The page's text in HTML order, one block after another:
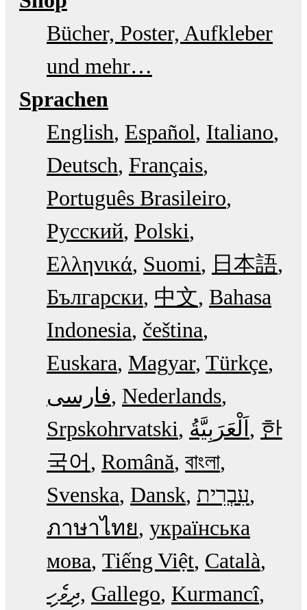
Bücher, Poster, Aufkleber
und mehr…
Sprachen
English Español Italiano
Deutsch Français
Português Brasileiro
Русский Polski
Ελληνικά Suomi
日本語
Български 中文 Bahasa
Indonesia čeština
Euskara Magyar Türkçe
فارسی Nederlands
Srpskohrvatski
한
국어
Română বাংলা
Svenska Dansk עִבְרִית
ภาษาไทย українська
мова Tiếng Việt Català
ދިވެހި Gallego Kurmancî